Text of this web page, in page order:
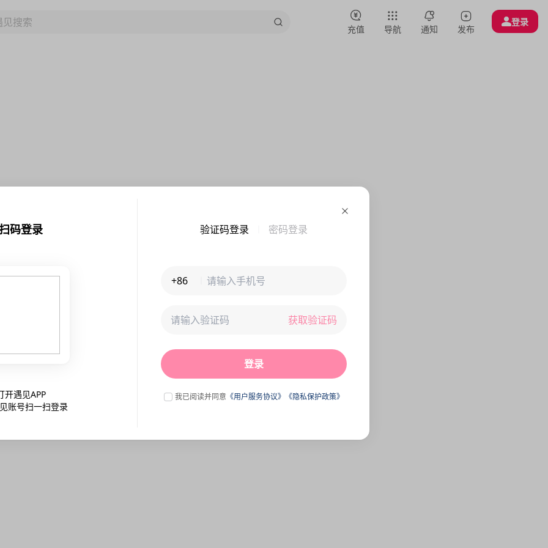
码登录
开遇见APP
账号扫一扫登录
验证码登录 密码登录
+86
获取验证码
登录
我已阅读并同意 《用户服务协议》 《隐私保护政策》
充值 导航 通知 发布
登录